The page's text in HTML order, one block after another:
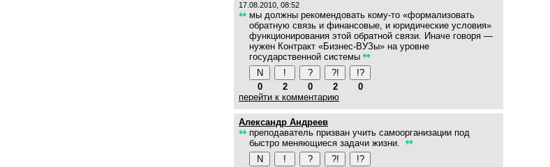
17.08.2010, 08:52
мы должны рекомендовать кому-то «формализовать
обратную связь и финансовые, и юридические условия»
функционирования этой обратной связи. Иначе говоря —
нужен Контракт «Бизнес-ВУЗы» на уровне
государственной системы
0 2 0 2
0
перейти к комментарию
Александр Андреев
преподаватель призван учить самоорганизации под
быстро меняющиеся задачи жизни.